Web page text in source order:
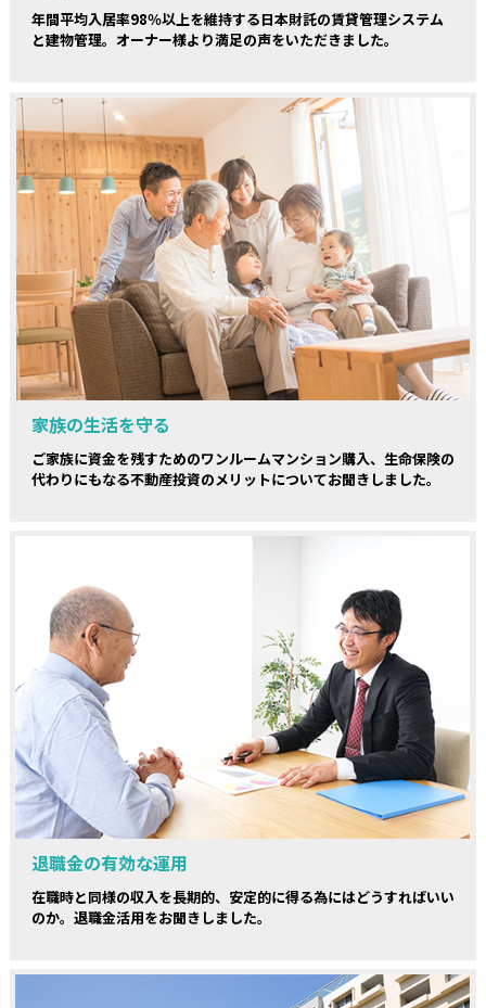
年間平均入居率98％以上を維持する日本財託の賃貸管理システム
と建物管理。オーナー様より満足の声をいただきました。
家族の生活を守る
ご家族に資金を残すためのワンルームマンション購入、生命保険の
代わりにもなる不動産投資のメリットについてお聞きしました。
退職金の有効な運用
在職時と同様の収入を長期的、安定的に得る為にはどうすればいい
のか。退職金活用をお聞きしました。